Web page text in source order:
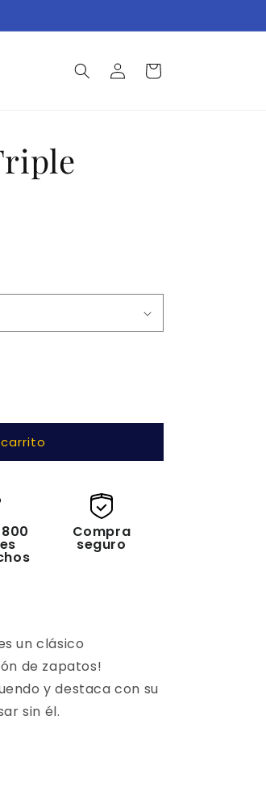
Iniciar
sesión
Carrito
Compra
seguro
un clásico
de zapatos!
y destaca con su
sin él.